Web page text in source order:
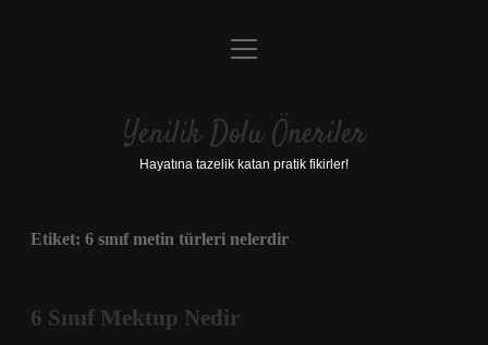
Anasayfa
Yasal Uyarı
menüyü
Yenilik Dolu Öneriler
Hayatına tazelik katan pratik fikirler!
Etiket: 6 sınıf metin türleri nelerdir
6 Sınıf Mektup Nedir